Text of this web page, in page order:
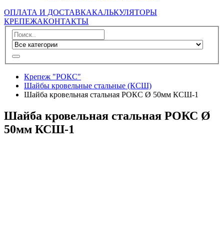
ОПЛАТА И ДОСТАВКАКАЛЬКУЛЯТОРЫ
КРЕПЕЖАКОНТАКТЫ
Крепеж "РОКС"
Шайбы кровельные стальные (КСШ)
Шайба кровельная стальная РОКС Ø 50мм КСШ-1
Шайба кровельная стальная РОКС Ø
50мм КСШ-1